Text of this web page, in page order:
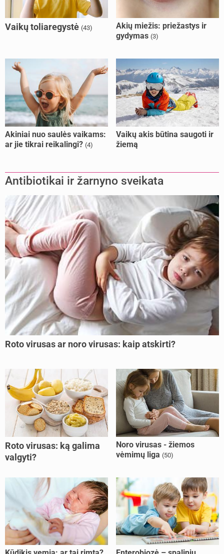
Vaikų toliaregystė (43)
Akių miežis: priežastys ir
gydymas (3)
Akiniai nuo saulės vaikams:
ar jie tikrai reikalingi? (4)
Vaikų akis būtina saugoti ir
žiemą
Antibiotikai ir žarnyno sveikata
Roto virusas ar noro virusas: kaip atskirti?
Roto virusas: ką galima
valgyti?
Noro virusas - žiemos
vėmimų liga (50)